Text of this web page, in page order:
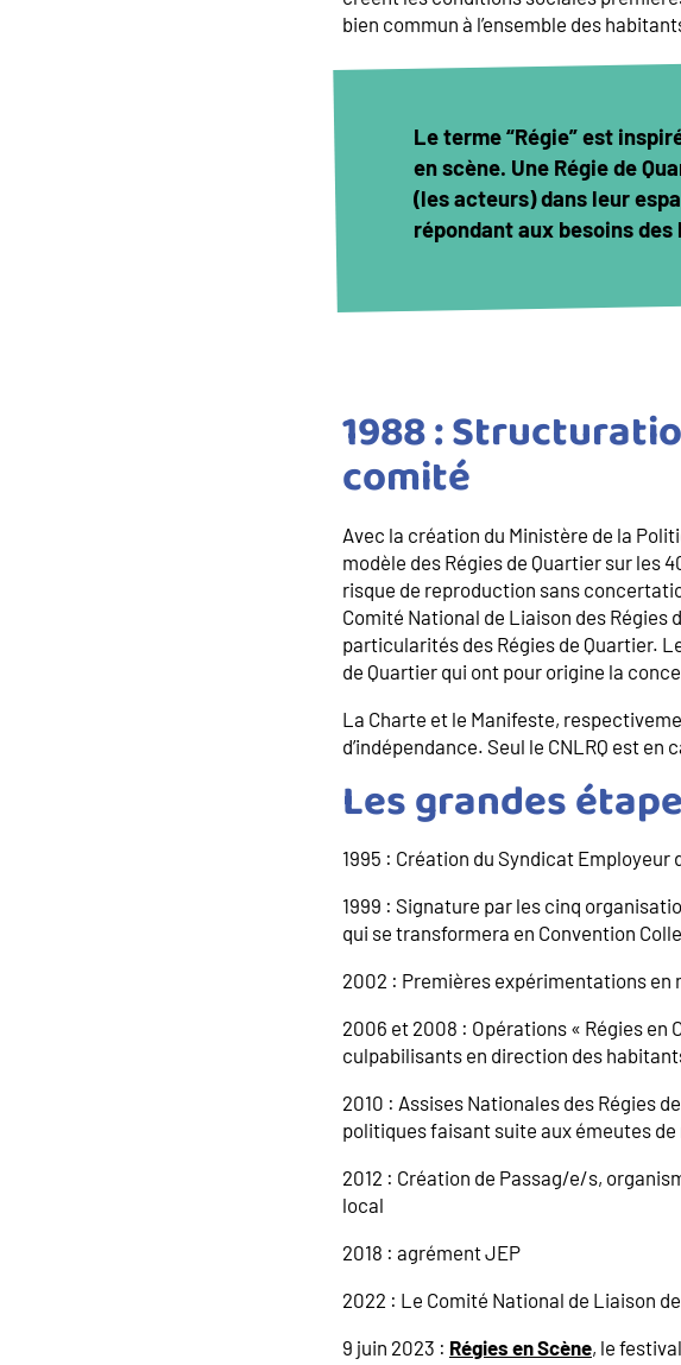
bien commun à l’ensemble des
Le terme “Régie” est
en scène. Une Régie de
(les acteurs) dans leur
répondant aux besoins
1988 :
comité
Avec la création du Ministère de la
modèle des Régies de Quartier sur les
risque de reproduction sans
Comité National de Liaison des Régies
particularités des Régies de Quartier.
de Quartier qui ont pour origine la
La Charte et le Manifeste,
d’indépendance. Seul le CNLRQ est
Les grandes
1995 : Création du Syndicat Employeur
1999 : Signature par les cinq
qui se transformera en Convention
2002 : Premières expérimentations en
2006 et 2008 : Opérations « Régies
culpabilisants en direction des
2010 : Assises Nationales des Régies
politiques faisant suite aux émeutes
2012 : Création de Passag/e/s,
local
2018 : agrément JEP
2022 : Le Comité National de Liaison
9 juin 2023 : Régies en Scène, le